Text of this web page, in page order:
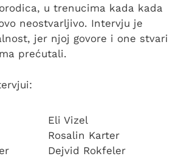
u trenucima kada kada
neostvarljivo. Intervju je
jer njoj govore i one stvari
prećutali.
Eli Vizel
Rosalin Karter
Dejvid Rokfeler